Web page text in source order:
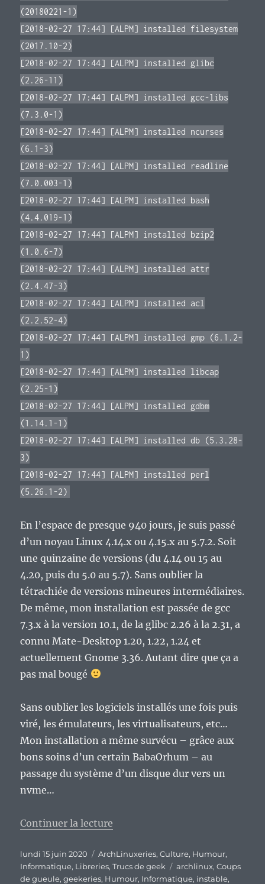
(20180221-1)
[2018-02-27 17:44] [ALPM] installed filesystem
(2017.10-2)
[2018-02-27 17:44] [ALPM] installed glibc
(2.26-11)
[2018-02-27 17:44] [ALPM] installed gcc-libs
(7.3.0-1)
[2018-02-27 17:44] [ALPM] installed ncurses
(6.1-3)
[2018-02-27 17:44] [ALPM] installed readline
(7.0.003-1)
[2018-02-27 17:44] [ALPM] installed bash
(4.4.019-1)
[2018-02-27 17:44] [ALPM] installed bzip2
(1.0.6-7)
[2018-02-27 17:44] [ALPM] installed attr
(2.4.47-3)
[2018-02-27 17:44] [ALPM] installed acl
(2.2.52-4)
[2018-02-27 17:44] [ALPM] installed gmp (6.1.2-
1)
[2018-02-27 17:44] [ALPM] installed libcap
(2.25-1)
[2018-02-27 17:44] [ALPM] installed gdbm
(1.14.1-1)
[2018-02-27 17:44] [ALPM] installed db (5.3.28-
3)
[2018-02-27 17:44] [ALPM] installed perl
(5.26.1-2)
En l’espace de presque 940 jours, je suis passé
d’un noyau Linux 4.14.x ou 4.15.x au 5.7.2. Soit
une quinzaine de versions (du 4.14 ou 15 au
4.20, puis du 5.0 au 5.7). Sans oublier la
tétrachiée de versions mineures intermédiaires.
De même, mon installation est passée de gcc
7.3.x à la version 10.1, de la glibc 2.26 à la 2.31, a
connu Mate-Desktop 1.20, 1.22, 1.24 et
actuellement Gnome 3.36. Autant dire que ça a
pas mal bougé
Sans oublier les logiciels installés une fois puis
viré, les émulateurs, les virtualisateurs, etc…
Mon installation a même survécu – grâce aux
bons soins d’un certain BabaOrhum – au
passage du système d’un disque dur vers un
nvme…
Continuer la lecture
Publié
le
lundi 15 juin 2020 Catégories
ArchLinuxeries,Culture, Humour,
Informatique, Libreries,Trucs de geek Étiquettes
archlinux,Coups
de gueule,geekeries, Humour, Informatique, instable,